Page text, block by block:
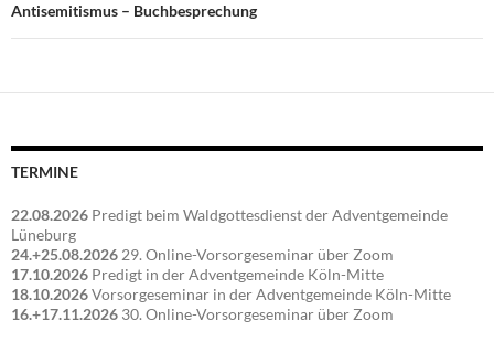
Antisemitismus – Buchbesprechung
TERMINE
22.08.2026 Predigt beim Waldgottesdienst der Adventgemeinde
Lüneburg
24.+25.08.2026 29. Online-Vorsorgeseminar über Zoom
17.10.2026 Predigt in der Adventgemeinde Köln-Mitte
18.10.2026Vorsorgeseminar in der Adventgemeinde Köln-Mitte
16.+17.11.2026 30. Online-Vorsorgeseminar über Zoom